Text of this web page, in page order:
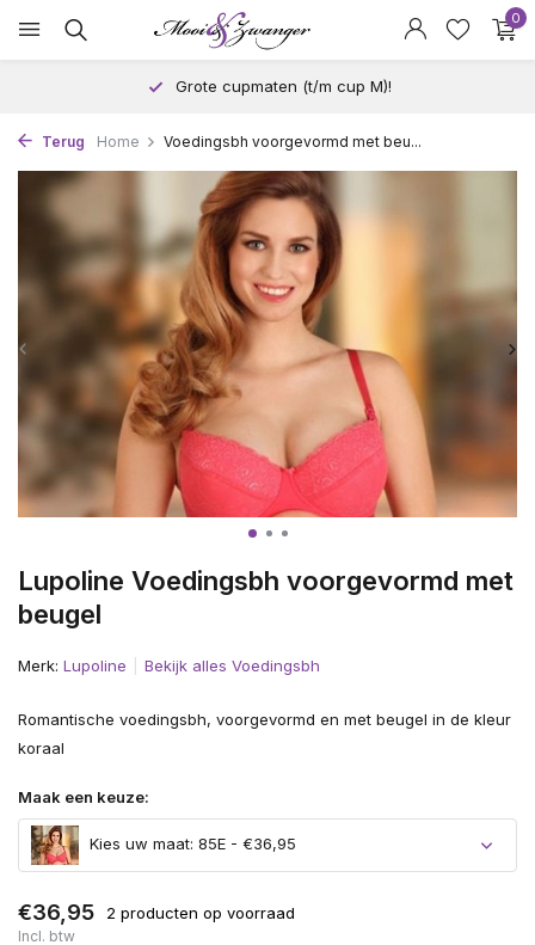
0
Grote cupmaten (t/m cup M)!
Terug Home Voedingsbh voorgevormd met beu...
Lupoline Voedingsbh voorgevormd met
beugel
Merk: Lupoline Bekijk alles Voedingsbh
Romantische voedingsbh, voorgevormd en met beugel in de kleur
koraal
Maak een keuze:
Kies uw maat: 85E - €36,95
€36,95 2 producten op voorraad
Incl. btw